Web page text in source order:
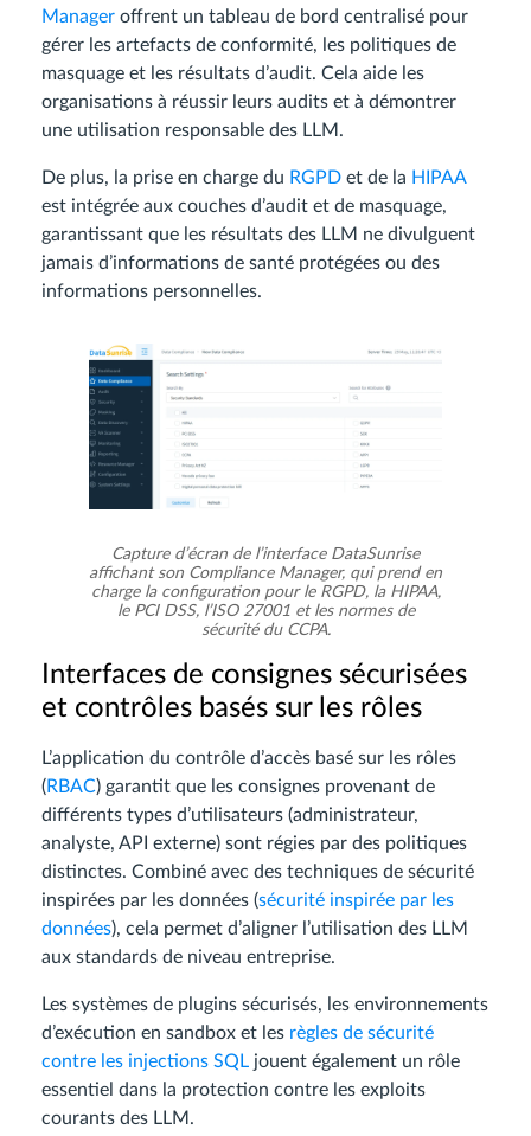
Manager offrent un tableau de bord centralisé pour
gérer les artefacts de conformité, les politiques de
masquage et les résultats d’audit. Cela aide les
organisations à réussir leurs audits et à démontrer
une utilisation responsable des LLM.
De plus, la prise en charge du RGPD et de la HIPAA
est intégrée aux couches d’audit et de masquage,
garantissant que les résultats des LLM ne divulguent
jamais d’informations de santé protégées ou des
informations personnelles.
Capture d’écran de l’interface DataSunrise
affichant son Compliance Manager, qui prend en
charge la configuration pour le RGPD, la HIPAA,
le PCI DSS, l’ISO 27001 et les normes de
sécurité du CCPA.
Interfaces de consignes sécurisées
et contrôles basés sur les rôles
L’application du contrôle d’accès basé sur les rôles
(RBAC) garantit que les consignes provenant de
différents types d’utilisateurs (administrateur,
analyste, API externe) sont régies par des politiques
distinctes. Combiné avec des techniques de sécurité
inspirées par les données (sécurité inspirée par les
données), cela permet d’aligner l’utilisation des LLM
aux standards de niveau entreprise.
Les systèmes de plugins sécurisés, les environnements
d’exécution en sandbox et les règles de sécurité
contre les injections SQL jouent également un rôle
essentiel dans la protection contre les exploits
courants des LLM.